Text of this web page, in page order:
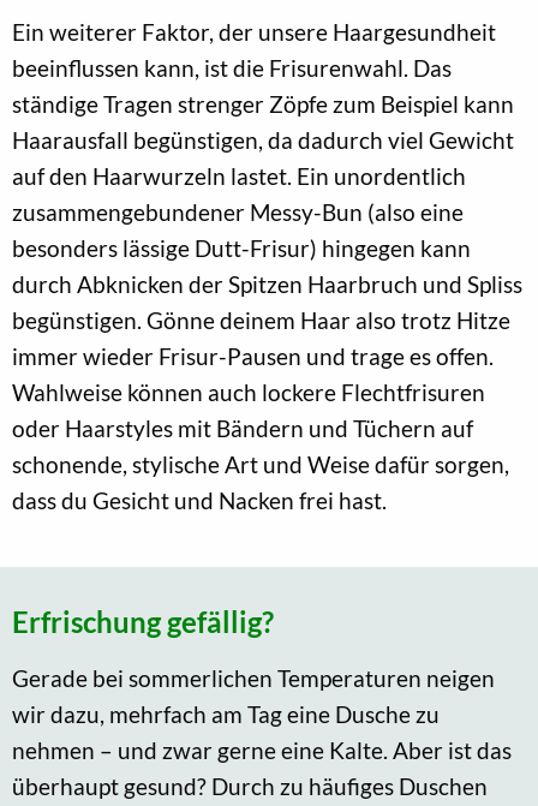
Ein weiterer Faktor, der unsere Haargesundheit
beeinflussen kann, ist die Frisurenwahl. Das
ständige Tragen strenger Zöpfe zum Beispiel kann
Haarausfall begünstigen, da dadurch viel Gewicht
auf den Haarwurzeln lastet. Ein unordentlich
zusammengebundener Messy-Bun (also eine
besonders lässige Dutt-Frisur) hingegen kann
durch Abknicken der Spitzen Haarbruch und Spliss
begünstigen. Gönne deinem Haar also trotz Hitze
immer wieder Frisur-Pausen und trage es offen.
Wahlweise können auch lockere Flechtfrisuren
oder Haarstyles mit Bändern und Tüchern auf
schonende, stylische Art und Weise dafür sorgen,
dass du Gesicht und Nacken frei hast.
Erfrischung gefällig?
Gerade bei sommerlichen Temperaturen neigen
wir dazu, mehrfach am Tag eine Dusche zu
nehmen – und zwar gerne eine Kalte. Aber ist das
überhaupt gesund? Durch zu häufiges Duschen